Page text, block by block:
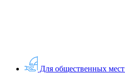
Для общественных мест